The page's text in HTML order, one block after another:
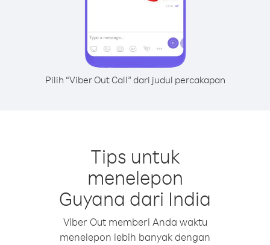
Pilih “Viber Out Call” dari judul percakapan
Tips untuk
menelepon
Guyana dari India
Viber Out memberi Anda waktu
menelepon lebih banyak dengan